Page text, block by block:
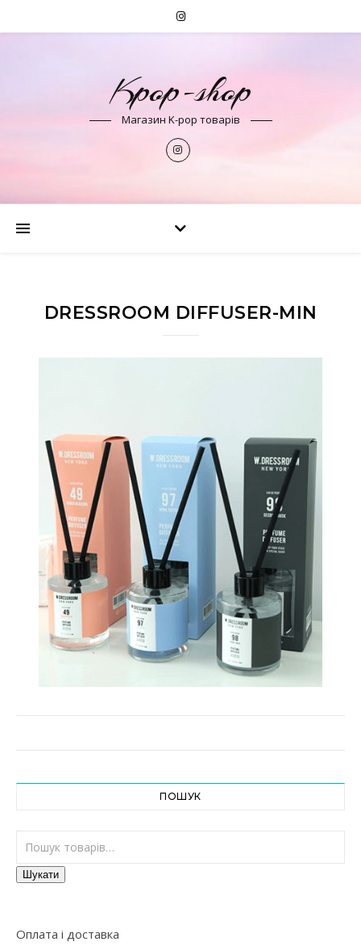
Kpop-shop
Магазин K-pop товарів
DRESSROOM DIFFUSER-MIN
ПОШУК
Шукати:
Шукати
Оплата і доставка